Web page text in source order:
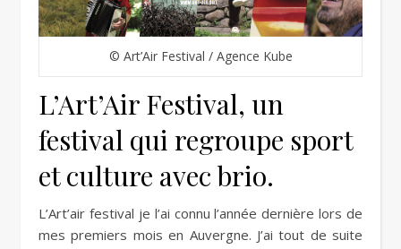
© Art’Air Festival / Agence Kube
L’Art’Air Festival, un
festival qui regroupe sport
et culture avec brio.
L’Art’air festival je l’ai connu l’année dernière lors de
mes premiers mois en Auvergne. J’ai tout de suite